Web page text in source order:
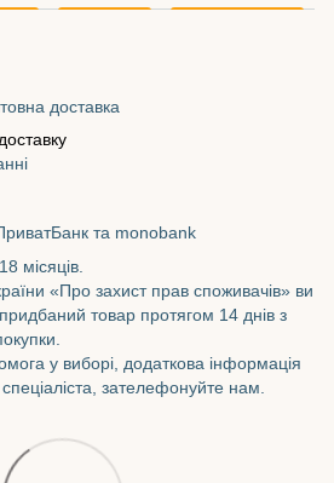
доставка
та monobank
місяців.
«Про захист прав споживачів» ви
товар протягом 14 днів з
у виборі, додаткова інформація
зателефонуйте нам.